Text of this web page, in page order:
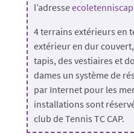
l’adresse
4 terrains extérieurs en
extérieur en dur
tapis, des vestiaires et
dames un système de
par Internet pour les
installations sont
club de Tennis TC CAP.